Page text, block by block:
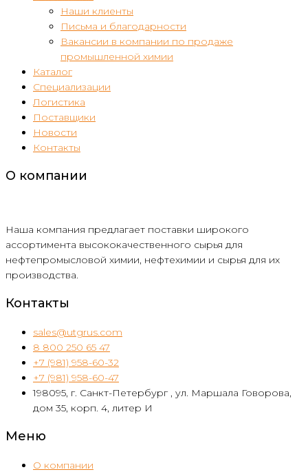
Наши клиенты
Письма и благодарности
Вакансии в компании по продаже
промышленной химии
Каталог
Специализации
Логистика
Поставщики
Новости
Контакты
О компании
Наша компания предлагает поставки широкого
ассортимента высококачественного сырья для
нефтепромысловой химии, нефтехимии и сырья для их
производства.
Контакты
sales@utgrus.com
8 800 250 65 47
+7 (981) 958-60-32
+7 (981) 958-60-47
198095, г. Санкт-Петербург , ул. Маршала Говорова,
дом 35, корп. 4, литер И
Меню
О компании